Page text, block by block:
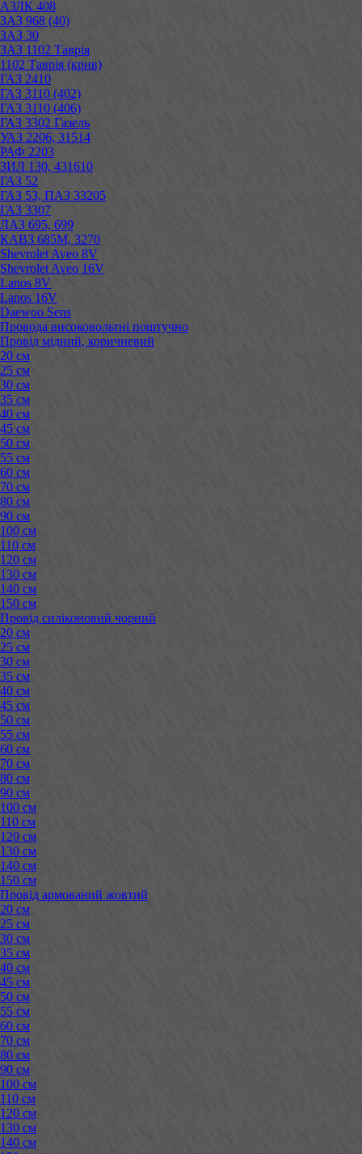
АЗЛК 408
ЗАЗ 968 (40)
ЗАЗ 30
ЗАЗ 1102 Таврія
1102 Таврія (крив)
ГАЗ 2410
ГАЗ 3110 (402)
ГАЗ 3110 (406)
ГАЗ 3302 Газель
УАЗ 2206, 31514
РАФ 2203
ЗИЛ 130, 431610
ГАЗ 52
ГАЗ 53, ПАЗ 33205
ГАЗ 3307
ЛАЗ 695, 699
КАВЗ 685М, 3270
Shevrolet Aveo 8V
Shevrolet Aveo 16V
Lanos 8V
Lanos 16V
Daewoo Sens
Провода високовольтні поштучно
Провід мідний, коричневий
20 см
25 см
30 см
35 см
40 см
45 см
50 см
55 см
60 см
70 см
80 см
90 см
100 см
110 см
120 см
130 см
140 см
150 см
Провід силіконовий чорний
20 см
25 см
30 см
35 см
40 см
45 см
50 см
55 см
60 см
70 см
80 см
90 см
100 см
110 см
120 см
130 см
140 см
150 см
Провід армований жовтий
20 см
25 см
30 см
35 см
40 см
45 см
50 см
55 см
60 см
70 см
80 см
90 см
100 см
110 см
120 см
130 см
140 см